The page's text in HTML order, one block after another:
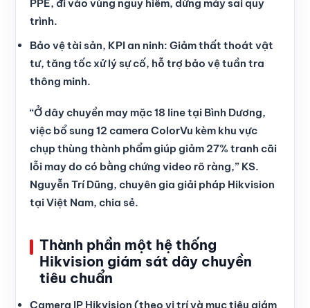
PPE, đi vào vùng nguy hiểm, dừng máy sai quy
trình.
Bảo vệ tài sản, KPI an ninh: Giảm thất thoát vật
tư, tăng tốc xử lý sự cố, hỗ trợ bảo vệ tuần tra
thông minh.
“Ở dây chuyền may mặc 18 line tại Bình Dương,
việc bổ sung 12 camera ColorVu kèm khu vực
chụp thùng thành phẩm giúp giảm 27% tranh cãi
lỗi may do có bằng chứng video rõ ràng,” KS.
Nguyễn Trí Dũng, chuyên gia giải pháp Hikvision
tại Việt Nam, chia sẻ.
Thành phần một hệ thống
Hikvision giám sát dây chuyền
tiêu chuẩn
Camera IP Hikvision (theo vị trí và mục tiêu giám